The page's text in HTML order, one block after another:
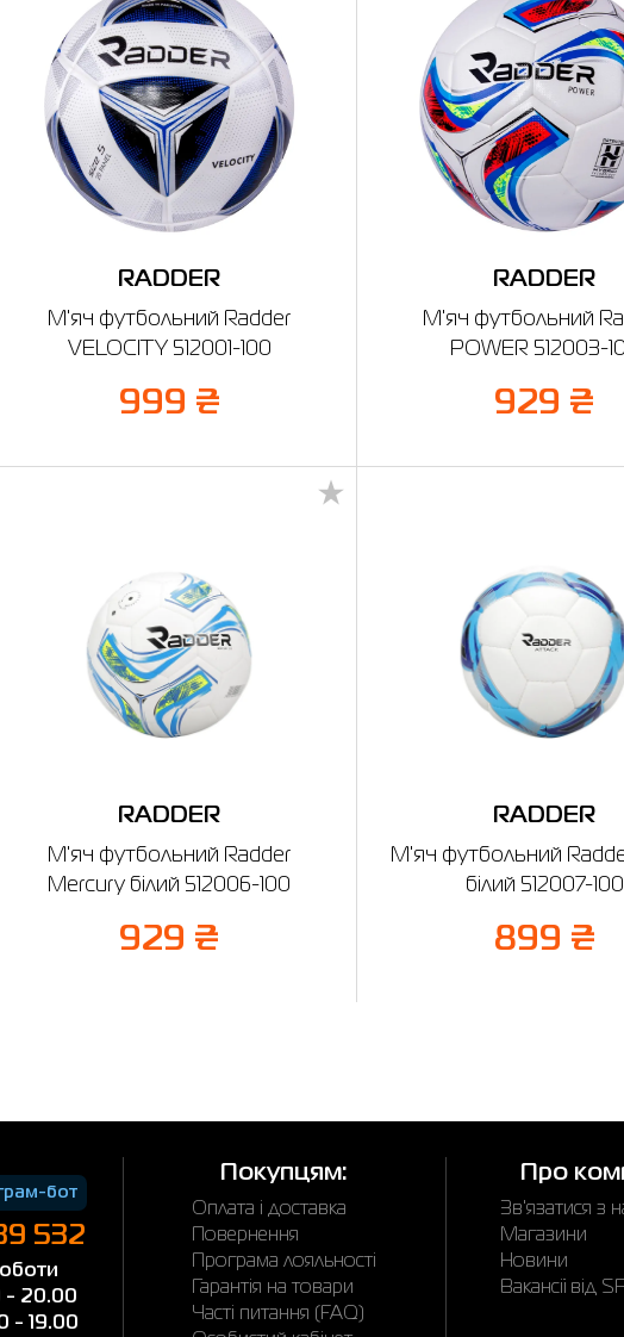
RADDER
М'яч футбольний Radder
VELOCITY 512001-100
999 ₴
RADDER
М'яч футбольний
POWER 512003-
929 ₴
RADDER
М'яч футбольний Radder
Mercury білий 512006-100
929 ₴
RADDER
М'яч футбольний
білий 512007-100
899 ₴
бот
532
- 20.00
- 19.00
Покупцям:
Оплата і доставка
Повернення
Програма лояльності
Гарантія на товари
Часті питання (FAQ)
Про
Зв'язатися з
Магазини
Новини
Вакансії від